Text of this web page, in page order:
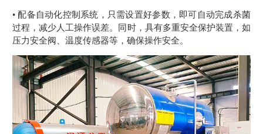
• 配备自动化控制系统，只需设置好参数，即可自动完成杀菌
过程，减少人工操作误差。同时，具有多重安全保护装置，如
压力安全阀、温度传感器等，确保操作安全。